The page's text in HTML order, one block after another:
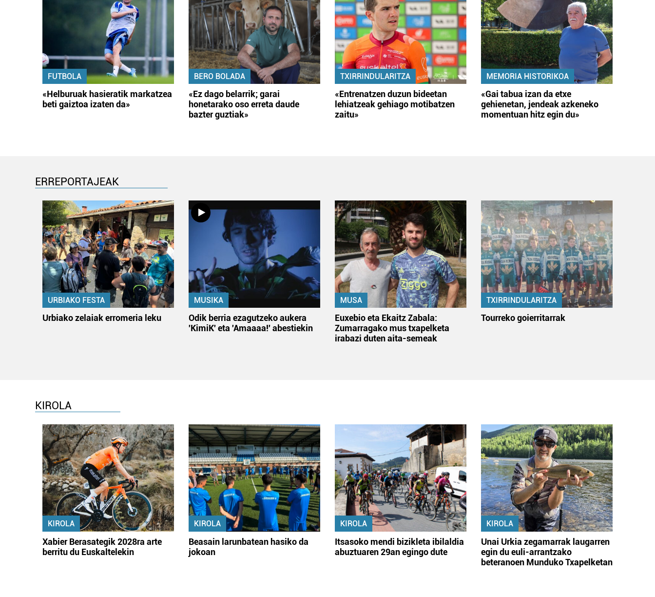
FUTBOLA
«Helburuak hasieratik markatzea
beti gaiztoa izaten da»
BERO BOLADA
«Ez dago belarrik; garai
honetarako oso erreta daude
bazter guztiak»
TXIRRINDULARITZA
«Entrenatzen duzun bideetan
lehiatzeak gehiago motibatzen
zaitu»
MEMORIA HISTORIKOA
«Gai tabua izan da etxe
gehienetan, jendeak azkeneko
momentuan hitz egin du»
ERREPORTAJEAK
URBIAKO FESTA
Urbiako zelaiak erromeria leku
MUSIKA
Odik berria ezagutzeko aukera
'KimiK' eta 'Amaaaa!' abestiekin
MUSA
Euxebio eta Ekaitz Zabala:
Zumarragako mus txapelketa
irabazi duten aita-semeak
TXIRRINDULARITZA
Tourreko goierritarrak
KIROLA
KIROLA
Xabier Berasategik 2028ra arte
berritu du Euskaltelekin
KIROLA
Beasain larunbatean hasiko da
jokoan
KIROLA
Itsasoko mendi bizikleta ibilaldia
abuztuaren 29an egingo dute
KIROLA
Unai Urkia zegamarrak laugarren
egin du euli-arrantzako
beteranoen Munduko Txapelketan